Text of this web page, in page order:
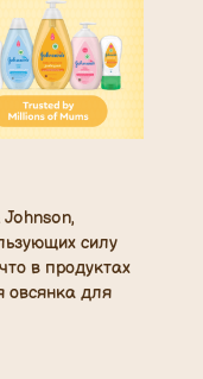
силу
в продуктах
овсянка для